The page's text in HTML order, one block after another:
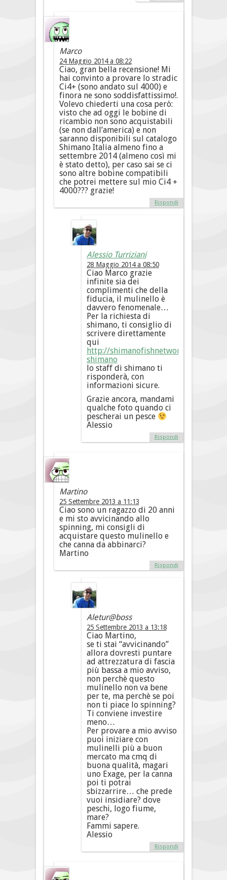
Marco
24 Maggio 2014 a 08:22
Ciao, gran bella recensione! Mi
hai convinto a provare lo stradic
Ci4+ (sono andato sul 4000) e
finora ne sono soddisfattissimo!.
Volevo chiederti una cosa però:
visto che ad oggi le bobine di
ricambio non sono acquistabili
(se non dall’america) e non
saranno disponibili sul catalogo
Shimano Italia almeno fino a
settembre 2014 (almeno così mi
è stato detto), per caso sai se ci
sono altre bobine compatibili
che potrei mettere sul mio Ci4 +
4000??? grazie!
Rispondi
Alessio Turriziani
28 Maggio 2014 a 08:50
Ciao Marco grazie
infinite sia dei
complimenti che della
fiducia, il mulinello è
davvero fenomenale…
Per la richiesta di
shimano, ti consiglio di
scrivere direttamente
qui
http://shimanofishnetwork.it/
shimano
lo staff di shimano ti
risponderà, con
informazioni sicure.
Grazie ancora, mandami
qualche foto quando ci
pescherai un pesce
Alessio
Rispondi
Martino
25 Settembre 2013 a 11:13
Ciao sono un ragazzo di 20 anni
e mi sto avvicinando allo
spinning, mi consigli di
acquistare questo mulinello e
che canna da abbinarci?
Martino
Rispondi
Aletur@boss
25 Settembre 2013 a 13:18
Ciao Martino,
se ti stai “avvicinando”
allora dovresti puntare
ad attrezzatura di fascia
più bassa a mio avviso,
non perchè questo
mulinello non va bene
per te, ma perchè se poi
non ti piace lo spinning?
Ti conviene investire
meno…
Per provare a mio avviso
puoi iniziare con
mulinelli più a buon
mercato ma cmq di
buona qualità, magari
uno Exage, per la canna
poi ti potrai
sbizzarrire… che prede
vuoi insidiare? dove
peschi, logo fiume,
mare?
Fammi sapere.
Alessio
Rispondi